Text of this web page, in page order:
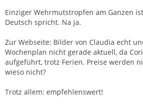
Einziger Wehrmutstropfen am Ganzen
Deutsch spricht. Na ja.
Zur Webseite: Bilder von Claudia echt
Wochenplan nicht gerade aktuell, da
aufgeführt, trotz Ferien. Preise werden
wieso nicht?
Trotz allem: empfehlenswert!